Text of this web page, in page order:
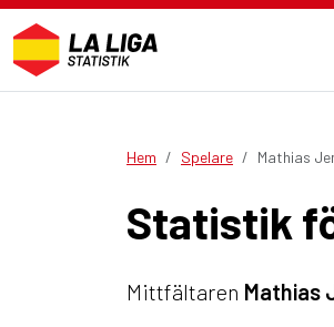
Hem Spelare Mathias
Statistik
Mittfältaren Mathias